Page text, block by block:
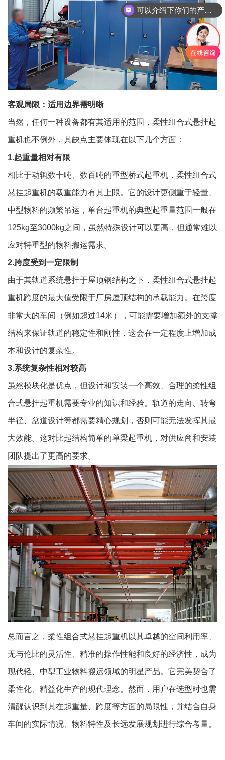
客观局限：适用边界需明晰
当然，任何一种设备都有其适用的范围，柔性组合式悬挂起
重机也不例外，其缺点主要体现在以下几个方面：
1.起重量相对有限
相比于动辄数十吨、数百吨的重型桥式起重机， 柔性组合式
悬挂起重机的载重能力有其上限。它的设计更侧重于轻量、
中型物料的频繁吊运，单台起重机的典型起重量范围一般在
125kg至3000kg之间，虽然特殊设计可以更高，但通常难以
应对特重型的物料搬运需求。
2.跨度受到一定限制
由于其轨道系统悬挂于屋顶钢结构之下， 柔性组合式悬挂起
重机跨度的最大值受限于厂房屋顶结构的承载能力。在跨度
非常大的车间（例如超过14米），可能需要增加额外的支撑
结构来保证轨道的稳定性和刚性，这会在一定程度上增加成
本和设计的复杂性。
3.系统复杂性相对较高
虽然模块化是优点，但设计和安装一个高效、合理的柔性组
合式悬挂起重机需要专业的知识和经验。轨道的走向、转弯
半径、岔道设计等都需要精心规划，否则可能无法发挥其最
大效能。这对比起结构简单的单梁起重机，对供应商和安装
团队提出了更高的要求。
总而言之，柔性组合式悬挂起重机以其卓越的空间利用率、
无与伦比的灵活性、精准的操作性能和良好的经济性，成为
现代轻、中型工业物料搬运领域的明星产品。它完美契合了
柔性化、精益化生产的现代理念。然而，用户在选型时也需
清醒认识到其在起重量、跨度等方面的局限性，并结合自身
车间的实际情况、物料特性及长远发展规划进行综合考量。
可以介绍下你们的产品么